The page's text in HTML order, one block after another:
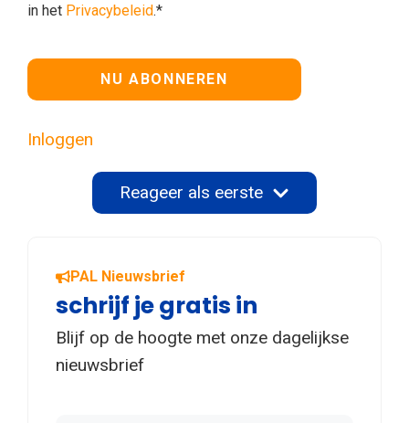
in het Privacybeleid.*
Geen waarde
Inloggen
Reageer als eerste
PAL Nieuwsbrief
schrijf je gratis in
Blijf op de hoogte met onze dagelijkse
nieuwsbrief